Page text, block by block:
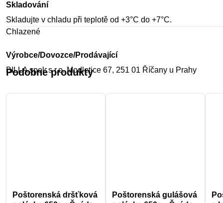
Skladování
Skladujte v chladu při teplotě od +3°C do +7°C.
Chlazené
Výrobce/Dovozce/Prodávající
BILLA spol. s r.o.,Modletice 67, 251 01 Říčany u Prahy
Podobné produkty
Poštorenská dršťková
Poštorenská gulášová